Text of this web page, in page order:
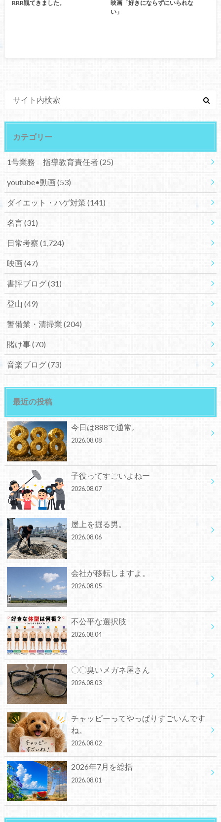
RRR観てきました。
映画「好きにならずにいられな
い」
カテゴリー
1号業務 指導教育責任者(25)
youtube•動画(53)
ダイエット・ハゲ対策(141)
名言(31)
日常考察 (1,724)
映画(47)
書評ブログ(31)
登山 (49)
警備業・清掃業 (204)
賭け事(70)
音楽ブログ(73)
最近の投稿
今日は888で通常。
2026.08.08
子役ってすごいよねー
2026.08.07
屋上を掘る男。
2026.08.06
会社が移転しますよ。
2026.08.05
不公平な選択肢
2026.08.04
〇〇臭いメガネ屋さん
2026.08.03
チャッピーってやっぱりすごいんです
ね。
2026.08.02
2026年7月を総括
2026.08.01